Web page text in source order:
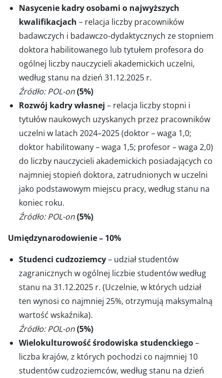
Nasycenie kadry osobami o najwyższych
kwalifikacjach – relacja liczby pracowników
badawczych i badawczo-dydaktycznych ze stopniem
doktora habilitowanego lub tytułem profesora do
ogólnej liczby nauczycieli akademickich uczelni,
według stanu na dzień 31.12.2025 r.
Źródło: POL-on(5%)
Rozwój kadry własnej – relacja liczby stopni i
tytułów naukowych uzyskanych przez pracowników
uczelni w latach 2024–2025 (doktor – waga 1,0;
doktor habilitowany – waga 1,5; profesor – waga 2,0)
do liczby nauczycieli akademickich posiadających co
najmniej stopień doktora, zatrudnionych w uczelni
jako podstawowym miejscu pracy, według stanu na
koniec roku.
Źródło: POL-on(5%)
Umiędzynarodowienie – 10%
Studenci cudzoziemcy– udział studentów
zagranicznych w ogólnej liczbie studentów według
stanu na 31.12.2025 r. (Uczelnie, w których udział
ten wynosi co najmniej 25%, otrzymują maksymalną
wartość wskaźnika).
Źródło: POL-on(5%)
Wielokulturowość środowiska studenckiego–
liczba krajów, z których pochodzi co najmniej 10
studentów cudzoziemców, według stanu na dzień